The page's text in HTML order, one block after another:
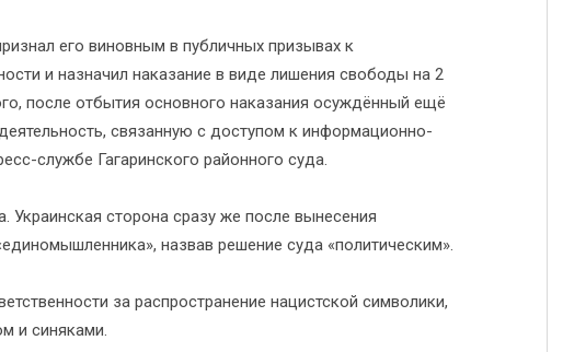
его виновным в публичных призывах к
и назначил наказание в виде лишения свободы на 2
после отбытия основного наказания осуждённый ещё
связанную с доступом к информационно-
службе Гагаринского районного суда.
сторона сразу же после вынесения
назвав решение суда «политическим».
за распространение нацистской символики,
и синяками.